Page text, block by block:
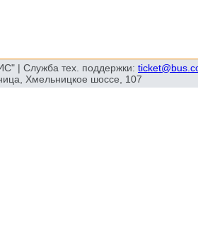
| Служба тех. поддержки:
Хмельницкое шоссе, 107